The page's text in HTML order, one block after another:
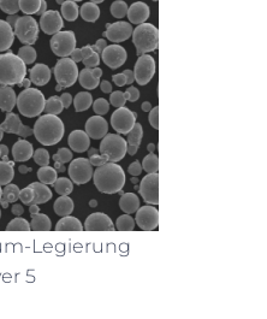
Legierung
5